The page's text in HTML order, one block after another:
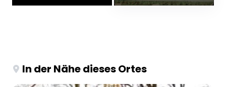
In der Nähe dieses Ortes